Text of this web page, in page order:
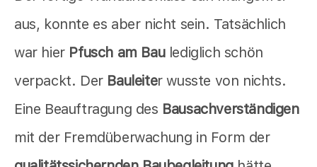
aus, konnte es aber nicht sein. Tatsächlich
war hier Pfusch am Baulediglich schön
verpackt. Der Bauleiter wusste von nichts.
Eine Beauftragung des Bausachverständigen
mit der Fremdüberwachung in Form der